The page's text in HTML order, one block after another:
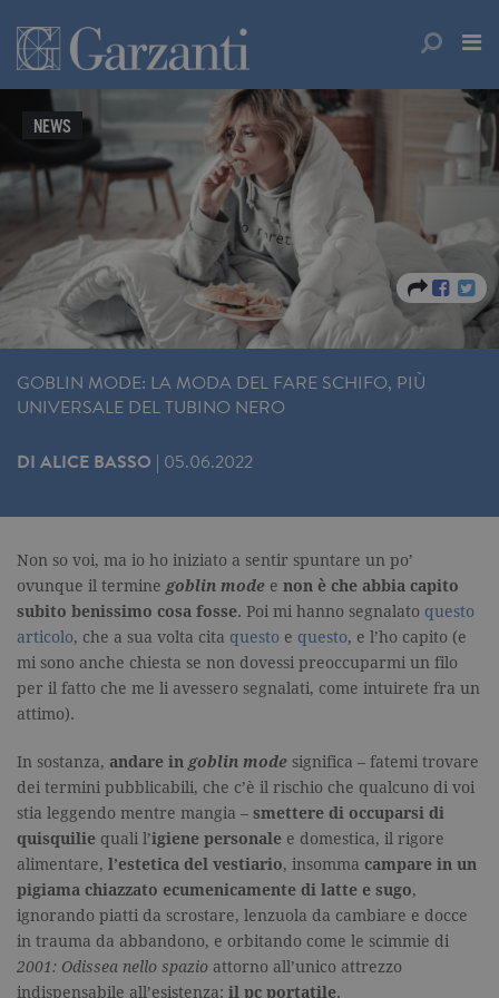
NEWS
GOBLIN MODE: LA MODA DEL FARE SCHIFO, PIÙ
UNIVERSALE DEL TUBINO NERO
DI ALICE BASSO | 05.06.2022
Non so voi, ma io ho iniziato a sentir spuntare un po’
ovunque il termine goblin mode e non è che abbia capito
subito benissimo cosa fosse. Poi mi hanno segnalato questo
articolo, che a sua volta cita questo e questo, e l’ho capito (e
mi sono anche chiesta se non dovessi preoccuparmi un filo
per il fatto che me li avessero segnalati, come intuirete fra un
attimo).
In sostanza, andare in goblin mode significa – fatemi trovare
dei termini pubblicabili, che c’è il rischio che qualcuno di voi
stia leggendo mentre mangia – smettere di occuparsi di
quisquilie quali l’igiene personale e domestica, il rigore
alimentare, l’estetica del vestiario, insomma campare in un
pigiama chiazzato ecumenicamente di latte e sugo,
ignorando piatti da scrostare, lenzuola da cambiare e docce
in trauma da abbandono, e orbitando come le scimmie di
2001: Odissea nello spazio attorno all’unico attrezzo
indispensabile all’esistenza: il pc portatile.